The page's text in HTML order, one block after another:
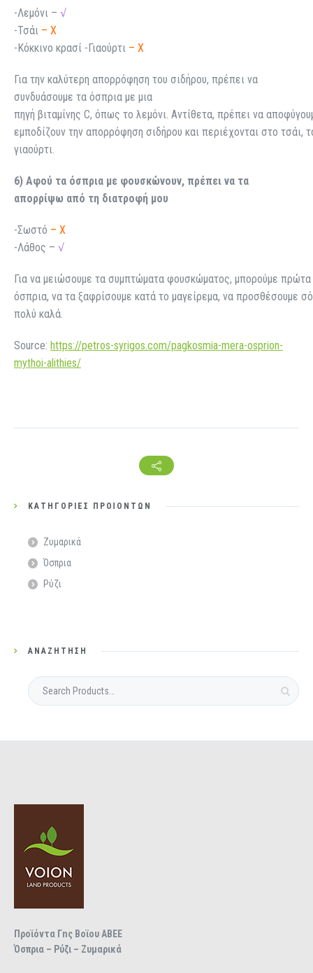
-Λεμόνι – √
-Τσάι – X
-Κόκκινο κρασί -Γιαούρτι – X
Για την καλύτερη απορρόφηση του σιδήρου, πρέπει να
συνδυάσουμε τα όσπρια με μια
πηγή βιταμίνης C, όπως το λεμόνι. Αντίθετα, πρέπει να
εμποδίζουν την απορρόφηση σιδήρου και περιέχονται στο τσάι,
γιαούρτι.
6) Αφού τα όσπρια με φουσκώνουν, πρέπει να τα
απορρίψω από τη διατροφή μου
-Σωστό – X
-Λάθος – √
Για να μειώσουμε τα συμπτώματα φουσκώματος, μπορούμε πρώτα
όσπρια, να τα ξαφρίσουμε κατά το μαγείρεμα, να προσθέσουμε
πολύ καλά.
Source: https://petros-syrigos.com/pagkosmia-mera-osprion-
mythoi-alithies/
ΚΑΤΗΓΟΡΊΕΣ ΠΡΟΪΌΝΤΩΝ
Ζυμαρικά
Όσπρια
Ρύζι
ΑΝΑΖΉΤΗΣΗ
Προϊόντα Γnς Βοϊου ΑΒΕΕ
Όσπρια – Ρύζι – Ζυμαρικά